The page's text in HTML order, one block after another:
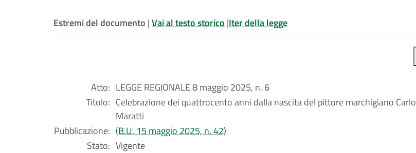
Estremi del documento |Vai al testo storico |Iter della legge
Atto: LEGGE REGIONALE 8 maggio 2025, n. 6
Titolo: Celebrazione dei quattrocento anni dalla nascita del pittore marchigiano Carlo
Maratti
Pubblicazione: (B.U. 15 maggio 2025, n. 42)
Stato: Vigente